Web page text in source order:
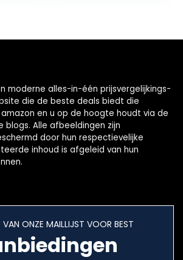
moderne alles-in-één prijsvergelijkings-
die de beste deals biedt die
en u op de hoogte houdt via de
Alle afbeeldingen zijn
door hun respectievelijke
inhoud is afgeleid van hun
ONZE MAILLIJST VOOR BEST